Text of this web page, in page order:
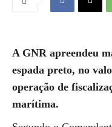
A GNR apreendeu
espada preto, no
operação de
marítima.